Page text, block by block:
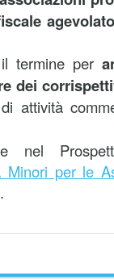
termine per
dei
di attività
nel
Minori per le